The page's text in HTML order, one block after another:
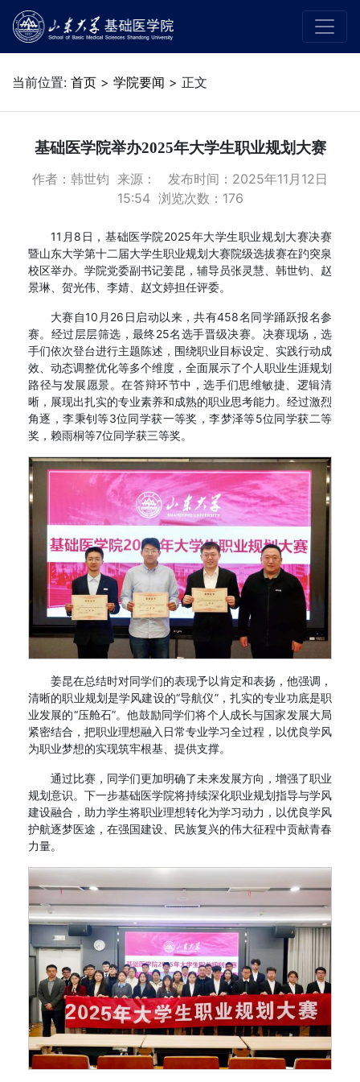
当前位置: 首页 > 学院要闻 > 正文
基础医学院举办2025年大学生职业规划大赛
作者：韩世钧 来源： 发布时间：2025年11月12日
15:54 浏览次数： 176
11月8日，基础医学院2025年大学生职业规划大赛决赛
暨山东大学第十二届大学生职业规划大赛院级选拔赛在趵突泉
校区举办。学院党委副书记姜昆，辅导员张灵慧、韩世钧、赵
景琳、贺光伟、李婧、赵文婷担任评委。
大赛自10月26日启动以来，共有458名同学踊跃报名参
赛。经过层层筛选，最终25名选手晋级决赛。决赛现场，选
手们依次登台进行主题陈述，围绕职业目标设定、实践行动成
效、动态调整优化等多个维度，全面展示了个人职业生涯规划
路径与发展愿景。在答辩环节中，选手们思维敏捷、逻辑清
晰，展现出扎实的专业素养和成熟的职业思考能力。经过激烈
角逐，李秉钊等3位同学获一等奖，李梦泽等5位同学获二等
奖，赖雨桐等7位同学获三等奖。
姜昆在总结时对同学们的表现予以肯定和表扬，他强调，
清晰的职业规划是学风建设的“导航仪”，扎实的专业功底是职
业发展的“压舱石”。他鼓励同学们将个人成长与国家发展大局
紧密结合，把职业理想融入日常专业学习全过程，以优良学风
为职业梦想的实现筑牢根基、提供支撑。
通过比赛，同学们更加明确了未来发展方向，增强了职业
规划意识。下一步基础医学院将持续深化职业规划指导与学风
建设融合，助力学生将职业理想转化为学习动力，以优良学风
护航逐梦医途，在强国建设、民族复兴的伟大征程中贡献青春
力量。